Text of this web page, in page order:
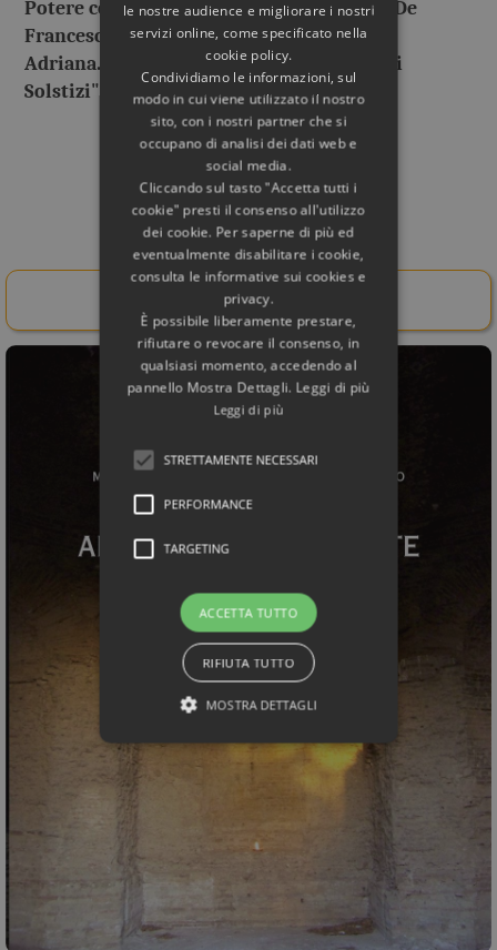
Potere come spiegato nel libro di Marina De
Franceschini e Giuseppe Veneziano "Villa
Adriana. Architettura Celeste. I segreti dei
Solstizi".
Rif. Bibliografico
Acquista il libro da qui!
le nostre audience e migliorare i nostri
servizi online, come specificato nella
cookie policy.
Condividiamo le informazioni, sul
modo in cui viene utilizzato il nostro
sito, con i nostri partner che si
occupano di analisi dei dati web e
social media.
Cliccando sul tasto "Accetta tutti i
cookie" presti il consenso all'utilizzo
dei cookie. Per saperne di più ed
eventualmente disabilitare i cookie,
consulta le informative sui cookies e
privacy.
È possibile liberamente prestare,
rifiutare o revocare il consenso, in
qualsiasi momento, accedendo al
pannello Mostra Dettagli. Leggi di più
Leggi di più
STRETTAMENTE NECESSARI
PERFORMANCE
TARGETING
ACCETTA TUTTO
RIFIUTA TUTTO
MOSTRA DETTAGLI